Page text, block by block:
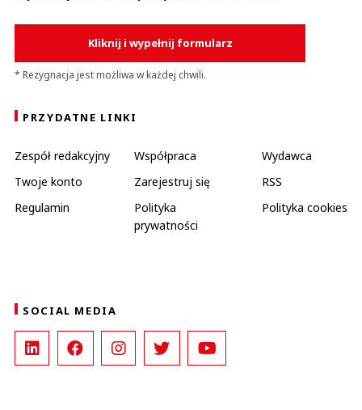
Kliknij i wypełnij formularz
* Rezygnacja jest możliwa w każdej chwili.
PRZYDATNE LINKI
Zespół redakcyjny Współpraca
Wydawca
Twoje konto
Zarejestruj się
RSS
Regulamin
Polityka
prywatności
Polityka cookies
SOCIAL MEDIA